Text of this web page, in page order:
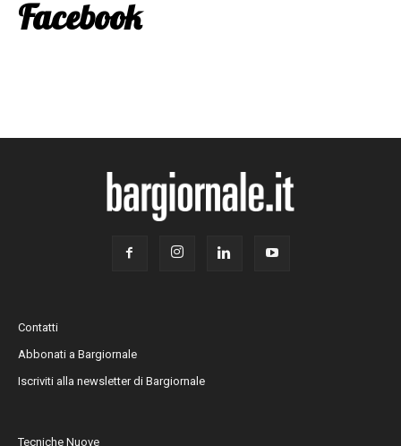
Facebook
Contatti
Abbonati a Bargiornale
Iscriviti alla newsletter di Bargiornale
Tecniche Nuove